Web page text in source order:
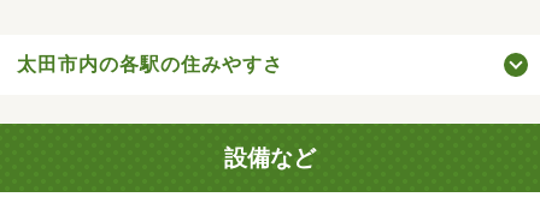
太田市内の各駅の住みやすさ
設備など